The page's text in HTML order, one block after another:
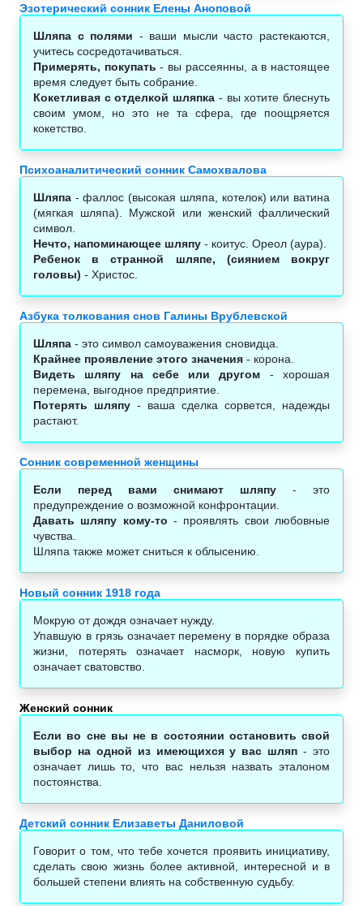
Эзотерический сонник Елены Аноповой
Шляпа с полями - ваши мысли часто растекаются,
учитесь сосредотачиваться.
Примерять, покупать - вы рассеянны, а в настоящее
время следует быть собрание.
Кокетливая с отделкой шляпка - вы хотите блеснуть
своим умом, но это не та сфера, где поощряется
кокетство.
Психоаналитический сонник Самохвалова
Шляпа - фаллос (высокая шляпа, котелок) или ватина
(мягкая шляпа). Мужской или женский фаллический
символ.
Нечто, напоминающее шляпу - коитус. Ореол (аура).
Ребенок в странной шляпе, (сиянием вокруг
головы) - Христос.
Азбука толкования снов Галины Врублевской
Шляпа - это символ самоуважения сновидца.
Крайнее проявление этого значения - корона.
Видеть шляпу на себе или другом - хорошая
перемена, выгодное предприятие.
Потерять шляпу - ваша сделка сорвется, надежды
растают.
Сонник современной женщины
Если перед вами снимают шляпу - это
предупреждение о возможной конфронтации.
Давать шляпу кому-то - проявлять свои любовные
чувства.
Шляпа также может сниться к облысению.
Новый сонник 1918 года
Мокрую от дождя означает нужду.
Упавшую в грязь означает перемену в порядке образа
жизни, потерять означает насморк, новую купить
означает сватовство.
Женский сонник
Если во сне вы не в состоянии остановить свой
выбор на одной из имеющихся у вас шляп - это
означает лишь то, что вас нельзя назвать эталоном
постоянства.
Детский сонник Елизаветы Даниловой
Говорит о том, что тебе хочется проявить инициативу,
сделать свою жизнь более активной, интересной и в
большей степени влиять на собственную судьбу.